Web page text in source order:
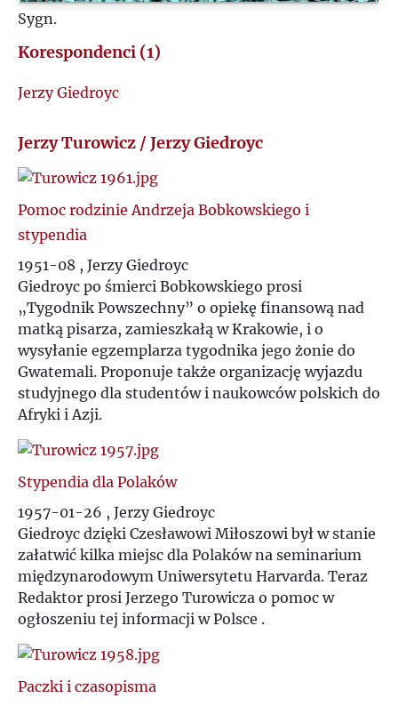
Sygn.
Korespondenci (1)
Jerzy Giedroyc
Jerzy Turowicz / Jerzy Giedroyc
Pomoc rodzinie Andrzeja Bobkowskiego i
stypendia
1951-08 , Jerzy Giedroyc
Giedroyc po śmierci Bobkowskiego prosi
„Tygodnik Powszechny” o opiekę finansową nad
matką pisarza, zamieszkałą w Krakowie, i o
wysyłanie egzemplarza tygodnika jego żonie do
Gwatemali. Proponuje także organizację wyjazdu
studyjnego dla studentów i naukowców polskich do
Afryki i Azji.
Stypendia dla Polaków
1957-01-26 , Jerzy Giedroyc
Giedroyc dzięki Czesławowi Miłoszowi był w stanie
załatwić kilka miejsc dla Polaków na seminarium
międzynarodowym Uniwersytetu Harvarda. Teraz
Redaktor prosi Jerzego Turowicza o pomoc w
ogłoszeniu tej informacji w Polsce .
Paczki i czasopisma